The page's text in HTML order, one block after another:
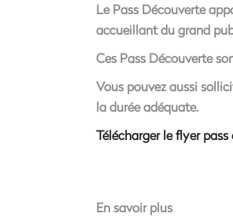
Le Pass Découverte
accueillant du grand
Ces Pass Découverte
Vous pouvez aussi
la durée adéquate.
Télécharger le flyer
En savoir plus